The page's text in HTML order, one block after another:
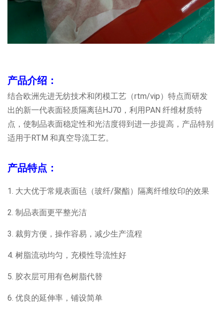
产品介绍：
结合欧洲先进无纺技术和闭模工艺（rtm/vip）特点而研发
出的新一代表面轻质隔离毡HJ70，利用PAN 纤维材质特
点，使制品表面稳定性和光洁度得到进一步提高，产品特别
适用于RTM 和真空导流工艺。
产品特点：
1. 大大优于常规表面毡（玻纤/聚酯）隔离纤维纹印的效果
2. 制品表面更平整光洁
3. 裁剪方便，操作容易，减少生产流程
4. 树脂流动均匀，充模性导流性好
5. 胶衣层可用有色树脂代替
6. 优良的延伸率，铺设简单